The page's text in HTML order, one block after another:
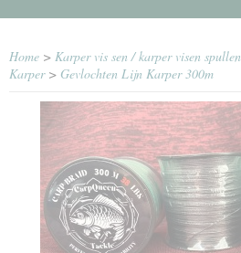
Home > Karper vis sen / karper visen spullen
Karper> Gevlochten Lijn Karper 300m